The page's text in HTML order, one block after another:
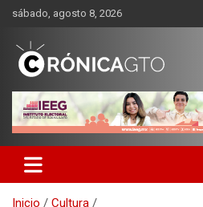
Saltar
contenido
sábado, agosto 8, 2026
CRONICA
Inicio
Cultura